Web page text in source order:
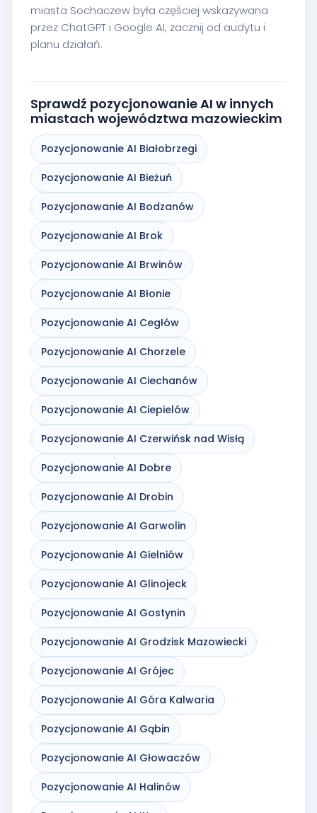
miasta Sochaczew była częściej wskazywana
przez ChatGPT i Google AI, zacznij od audytu i
planu działań.
Sprawdź pozycjonowanie AI w innych
miastach województwa mazowieckim
Pozycjonowanie AI Białobrzegi
Pozycjonowanie AI Bieżuń
Pozycjonowanie AI Bodzanów
Pozycjonowanie AI Brok
Pozycjonowanie AI Brwinów
Pozycjonowanie AI Błonie
Pozycjonowanie AI Cegłów
Pozycjonowanie AI Chorzele
Pozycjonowanie AI Ciechanów
Pozycjonowanie AI Ciepielów
Pozycjonowanie AI Czerwińsk nad Wisłą
Pozycjonowanie AI Dobre
Pozycjonowanie AI Drobin
Pozycjonowanie AI Garwolin
Pozycjonowanie AI Gielniów
Pozycjonowanie AI Glinojeck
Pozycjonowanie AI Gostynin
Pozycjonowanie AI Grodzisk Mazowiecki
Pozycjonowanie AI Grójec
Pozycjonowanie AI Góra Kalwaria
Pozycjonowanie AI Gąbin
Pozycjonowanie AI Głowaczów
Pozycjonowanie AI Halinów